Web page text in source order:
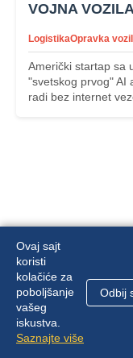
VOJNA VOZILA
LogistikaOpravka
Američki startap sa
"svetskog prvog" AI
radi bez internet
Mapa
Ovaj sajt
koristi
kolačiće za
poboljšanje
vašeg
iskustva.
Saznajte više
Odbij